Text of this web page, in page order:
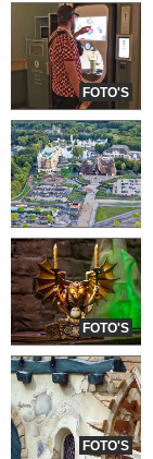
FOTO'S
FOTO'S
FOTO'S